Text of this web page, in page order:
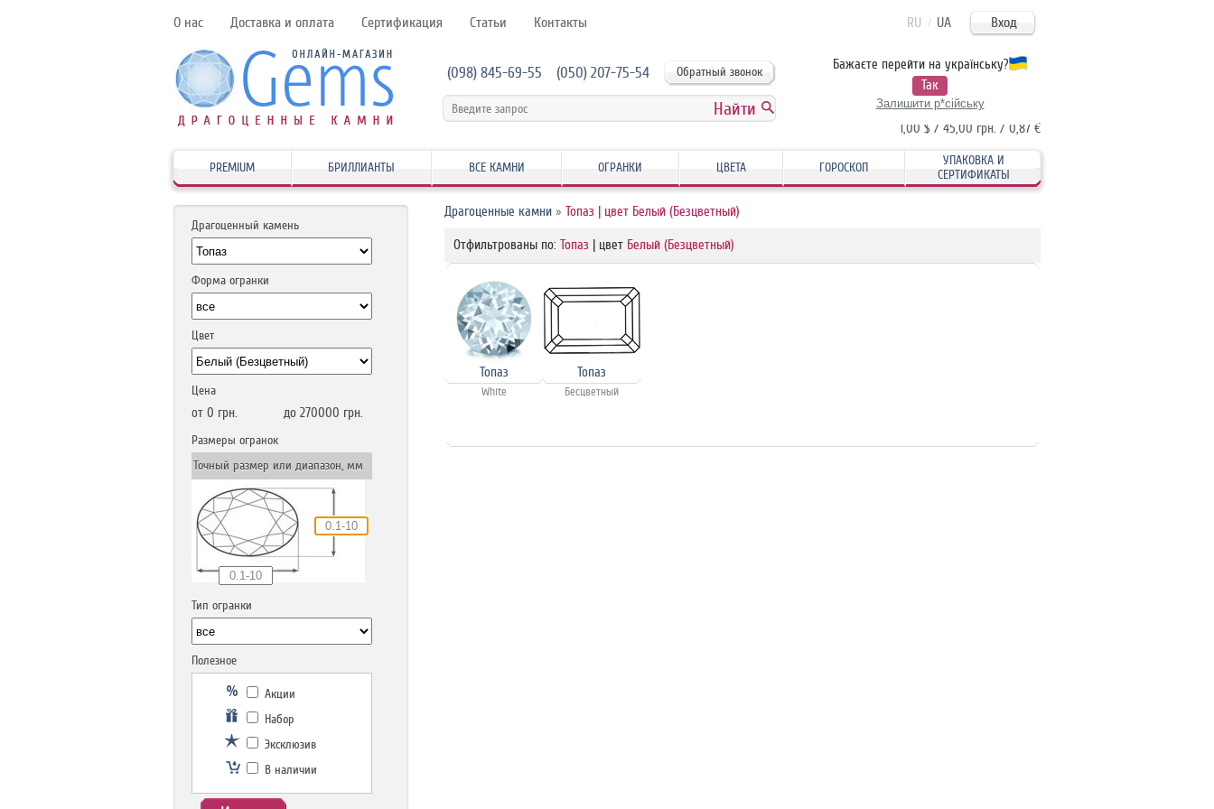
Бажаєте перейти на українську?
Так
Залишити р*сійську
О нас Доставка и оплата Сертификация Статьи Контакты RU / UA Вход
(098) 845-69-55 (050) 207-75-54 Обратный звонок Моя корзина:пуста
USD/UAH
1,00 $ / 45,00 грн. / 0,87 €
PREMIUM БРИЛЛИАНТЫ ВСЕ КАМНИ ОГРАНКИ ЦВЕТА ГОРОСКОП
УПАКОВКА И
СЕРТИФИКАТЫ
Драгоценный камень
Форма огранки
Цвет
Цена
от 0 грн. до 270000 грн.
Размеры огранок
Точный размер или диапазон, мм
Тип огранки
Полезное
Акции
Набор
Эксклюзив
В наличии
Драгоценные камни » Топаз | цвет Белый (Безцветный)
Отфильтрованы по: Топаз | цвет Белый (Безцветный)
Топаз
White
Топаз
Бесцветный